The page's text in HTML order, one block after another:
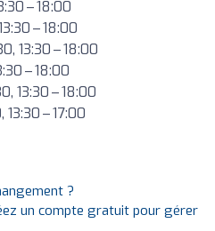
– 18:00
– 18:00
13:30 – 18:00
– 18:00
13:30 – 18:00
– 17:00
?
un compte gratuit pour gérer